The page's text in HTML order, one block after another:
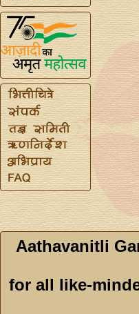
Aathavanitli
for all like-